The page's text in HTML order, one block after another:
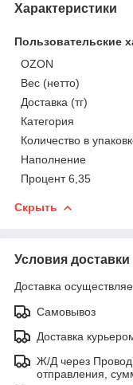
Характеристики
Пользовательские
OZON
Вес (нетто)
Доставка (тг)
Категория
Количество в
Наполнение
Процент 6,35
Скрыть
Условия доставки
Доставка
Самовывоз
Доставка
Ж/Д через
отправления,